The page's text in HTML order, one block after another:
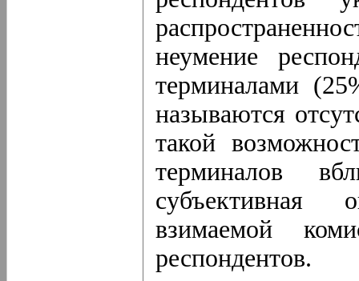
неумение
терминалами
называются
такой
терминалов
субъективная
взимаемой
респондентов.